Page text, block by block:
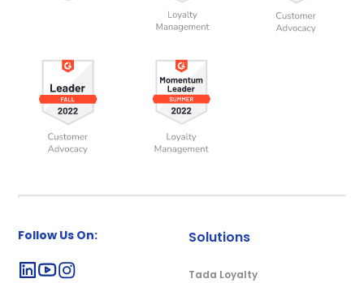
Follow Us On: Solutions
Tada Loyalty